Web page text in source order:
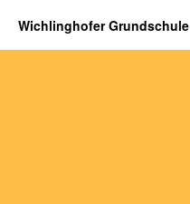
Wichlinghofer Grundschule